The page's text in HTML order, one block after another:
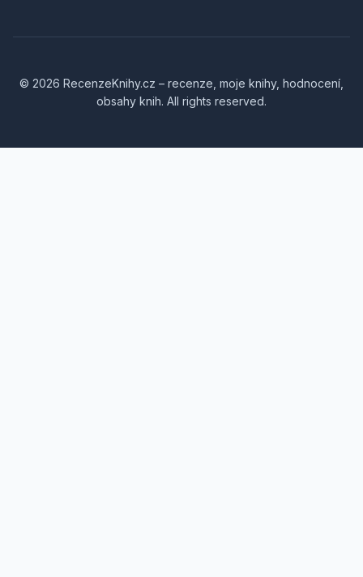
© 2026 RecenzeKnihy.cz – recenze, moje knihy, hodnocení,
obsahy knih. All rights reserved.